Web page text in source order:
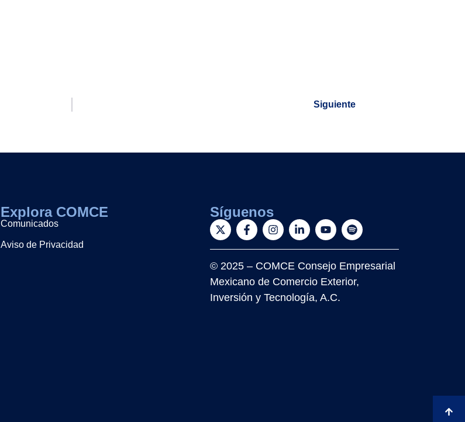
Siguiente
Explora COMCE
Comunicados
Aviso de Privacidad
Síguenos
© 2025 – COMCE Consejo Empresarial
Mexicano de Comercio Exterior,
Inversión y Tecnología, A.C.